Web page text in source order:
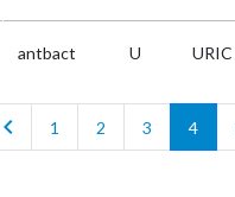
antbact U URIC
chevron_left 1 2 3 4